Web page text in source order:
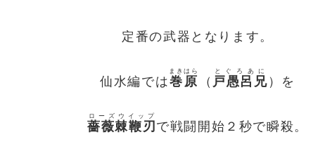
定番の武器となります。
仙水編 では巻原
まきはら
（ 戸愚呂兄
とぐろあに
）を
薔薇棘鞭刃
ローズウイップ
で戦闘開始２秒で瞬殺。